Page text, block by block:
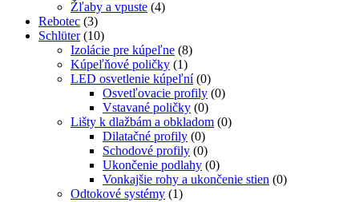
Žľaby a vpuste (4)
Rebotec (3)
Schlüter (10)
Izolácie pre kúpeľne (8)
Kúpeľňové poličky (1)
LED osvetlenie kúpeľní (0)
Osvetľovacie profily (0)
Vstavané poličky (0)
Lišty k dlažbám a obkladom (0)
Dilatačné profily (0)
Schodové profily (0)
Ukončenie podlahy (0)
Vonkajšie rohy a ukončenie stien (0)
Odtokové systémy (1)